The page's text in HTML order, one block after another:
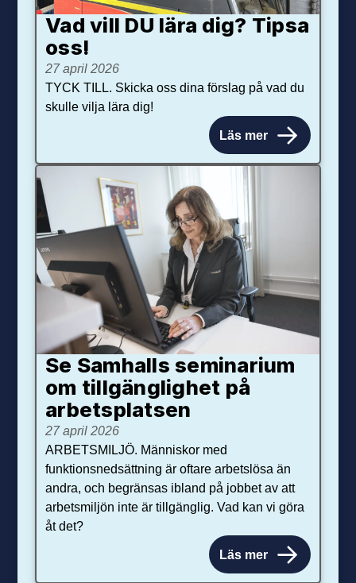
Vad vill DU lära dig? Tipsa
oss!
27 april 2026
TYCK TILL. Skicka oss dina förslag på vad du
skulle vilja lära dig!
Läs mer
Se Samhalls seminarium
om tillgänglighet på
arbetsplatsen
27 april 2026
ARBETSMILJÖ. Människor med
funktionsnedsättning är oftare arbetslösa än
andra, och begränsas ibland på jobbet av att
arbetsmiljön inte är tillgänglig. Vad kan vi göra
åt det?
Läs mer